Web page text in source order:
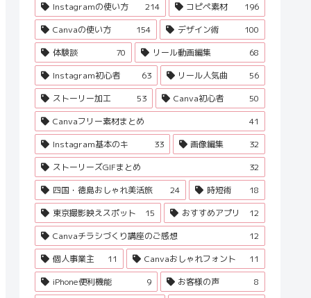
Instagramの使い方
214 コピペ素材
196
Canvaの使い方
154 デザイン術
100
体験談
70 リール動画編集
68
Instagram初心者
63 リール人気曲
56
ストーリー加工
53 Canva初心者
50
Canvaフリー素材まとめ
41
Instagram基本のキ
33 画像編集
32
ストーリーズGIFまとめ
32
四国・徳島おしゃれ美活旅
24 時短術
18
東京撮影映えスポット
15 おすすめアプリ
12
Canvaチラシづくり講座のご感想
12
個人事業主
11 Canvaおしゃれフォント
11
iPhone便利機能
9 お客様の声
8